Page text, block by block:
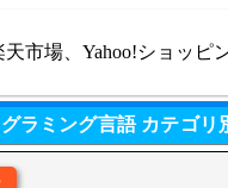
天市場、Yahoo!ショッピ
ラミング言語 カテゴリ